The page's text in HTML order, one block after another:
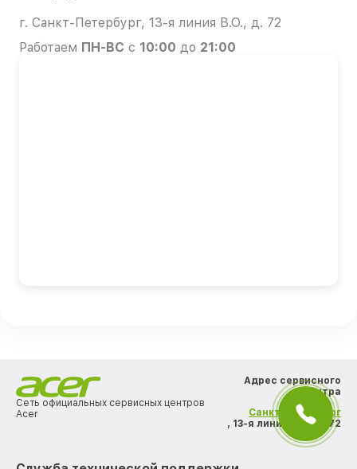
г. Санкт-Петербург, 13-я линия В.О., д. 72
Работаем ПН-ВС с 10:00 до 21:00
Сеть официальных сервисных центров
Acer
Адрес сервисного
центра
Санкт-Петербург
, 13-я линия В.О., д. 72